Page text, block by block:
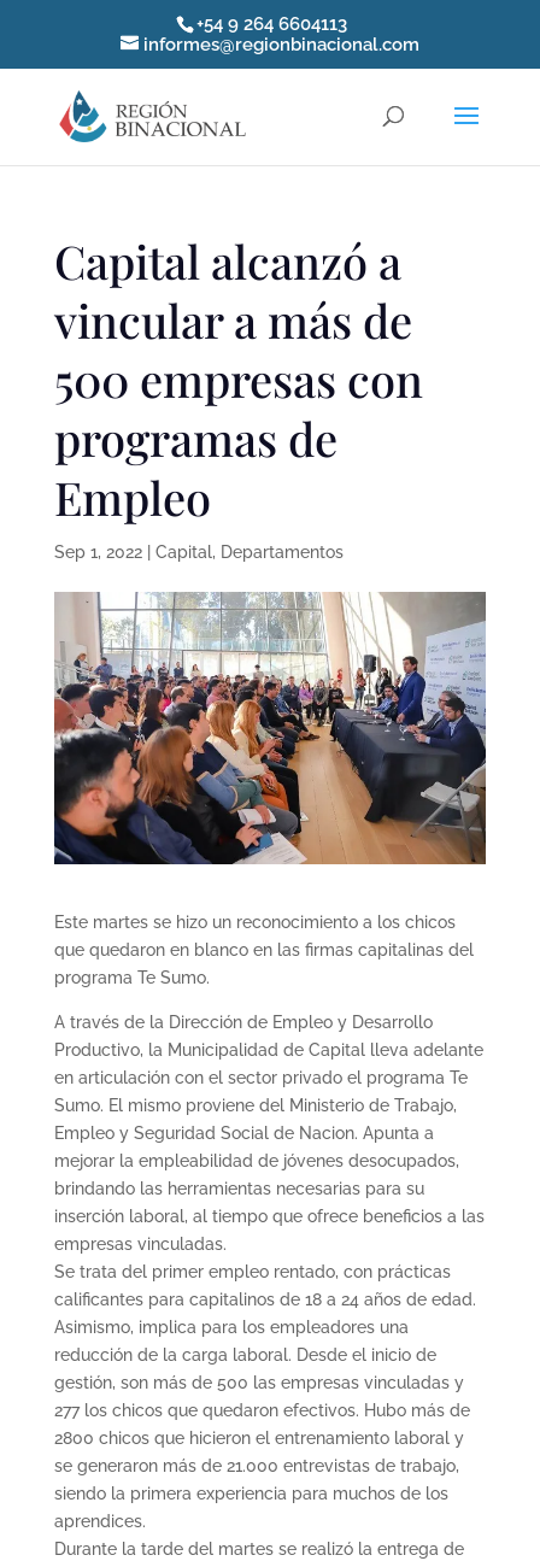
+54 9 264 6604113
informes@regionbinacional.com
Capital alcanzó a
vincular a más de
500 empresas con
programas de
Empleo
Sep 1, 2022| Capital, Departamentos
Este martes se hizo un reconocimiento a los chicos
que quedaron en blanco en las firmas capitalinas del
programa Te Sumo.
A través de la Dirección de Empleo y Desarrollo
Productivo, la Municipalidad de Capital lleva adelante
en articulación con el sector privado el programa Te
Sumo. El mismo proviene del Ministerio de Trabajo,
Empleo y Seguridad Social de Nacion. Apunta a
mejorar la empleabilidad de jóvenes desocupados,
brindando las herramientas necesarias para su
inserción laboral, al tiempo que ofrece beneficios a las
empresas vinculadas.
Se trata del primer empleo rentado, con prácticas
calificantes para capitalinos de 18 a 24 años de edad.
Asimismo, implica para los empleadores una
reducción de la carga laboral. Desde el inicio de
gestión, son más de 500 las empresas vinculadas y
277 los chicos que quedaron efectivos. Hubo más de
2800 chicos que hicieron el entrenamiento laboral y
se generaron más de 21.000 entrevistas de trabajo,
siendo la primera experiencia para muchos de los
aprendices.
Durante la tarde del martes se realizó la entrega de